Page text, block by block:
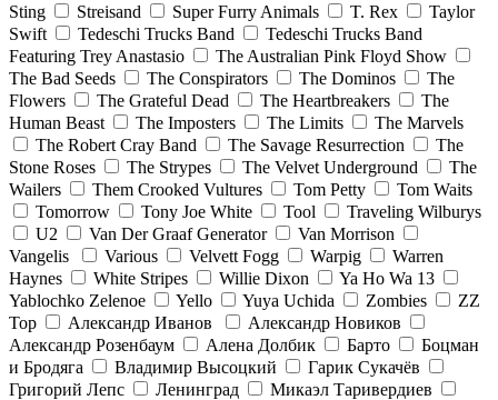
Sting
Streisand Super Furry Animals T. Rex
Taylor
Swift
Tedeschi Trucks Band
Tedeschi Trucks Band
Featuring Trey Anastasio
The Australian Pink Floyd Show
The Bad Seeds
The Conspirators The Dominos
The
Flowers
The Grateful Dead The Heartbreakers
The
Human Beast
The Imposters The Limits
The Marvels
The Robert Cray Band
The Savage Resurrection
The
Stone Roses
The Strypes The Velvet Underground
The
Wailers
Them Crooked Vultures Tom Petty
Tom Waits
Tomorrow
Tony Joe White Tool
Traveling Wilburys
U2
Van Der Graaf Generator
Van Morrison
Vangelis
Various Velvett Fogg Warpig
Warren
Haynes
White Stripes Willie Dixon
Ya Ho Wa 13
Yablochko Zelenoe
Yello Yuya Uchida Zombies
ZZ
Top
Александр Иванов
Александр Новиков
Александр Розенбаум
Алена Долбик Барто
Боцман
и Бродяга
Владимир Высоцкий
Гарик Сукачёв
Григорий Лепс
Ленинград
Микаэл Таривердиев